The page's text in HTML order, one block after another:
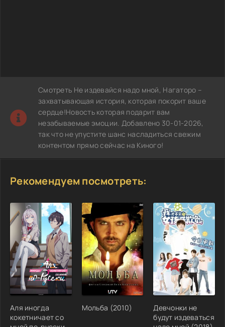
Смотреть Не издевайся надо мной, Нагаторо –
захватывающая история, которая покорит ваше
сердце!Новость которая подарит вам
незабываемые эмоции. Добавлено 30-01-2026,
так что не упустите шанс насладиться свежим
контентом прямо сейчас на Киного!
Рекомендуем посмотреть:
Аля иногда
кокетничает со
Мольба (2010)
Девчонки не
будут издеваться